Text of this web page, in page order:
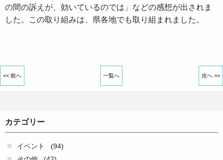
の間の訴えが、効いているのでは」などの感想が出されま
した。この取り組みは、県各地でも取り組まれました。
<< 前へ 一覧へ 次へ >>
カテゴリー
イベント
(94)